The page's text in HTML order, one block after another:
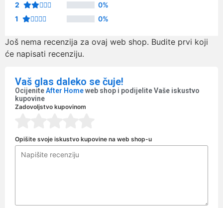
2
0%
1
0%
Još nema recenzija za ovaj web shop. Budite prvi koji
će napisati recenziju.
Vaš glas daleko se čuje!
OcijeniteAfter Homeweb shop i podijelite Vaše iskustvo
kupovine
Zadovoljstvo kupovinom
Opišite svoje iskustvo kupovine na web shop-u